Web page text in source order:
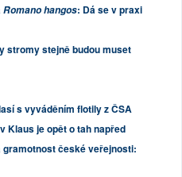
Romano hangos: Dá se v praxi
stromy stejně budou muset
s vyváděním flotily z ČSA
Klaus je opět o tah napřed
gramotnost české veřejnosti: